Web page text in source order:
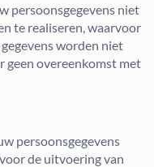
persoonsgegevens niet
te realiseren, waarvoor
worden niet
geen overeenkomst met
persoonsgegevens
de uitvoering van